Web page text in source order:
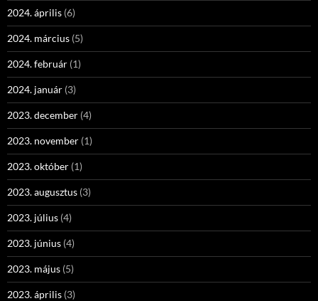
2024. április (6)
2024. március (5)
2024. február (1)
2024. január (3)
2023. december (4)
2023. november (1)
2023. október (1)
2023. augusztus (3)
2023. július (4)
2023. június (4)
2023. május (5)
2023. április (3)